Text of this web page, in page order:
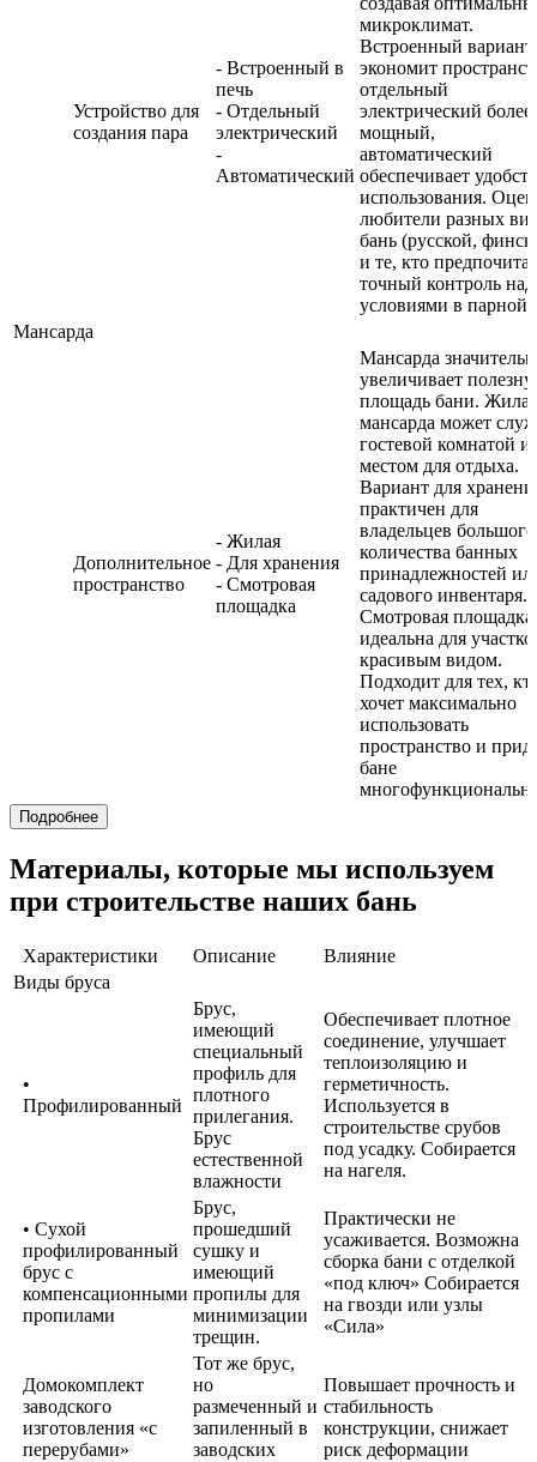
Устройство для
создания пара
- Встроенный в
печь
- Отдельный
электрический
-
Автоматический
микроклимат.
Встроенный вариант
экономит
отдельный
электрический более
мощный,
автоматический
обеспечивает
использования.
любители разных
бань (русской,
и те, кто
точный контроль над
условиями в парной.
Мансарда
Дополнительное
пространство
- Жилая
- Для хранения
- Смотровая
площадка
Мансарда
увеличивает
площадь бани. Жилая
мансарда может
гостевой комнатой
местом для отдыха.
Вариант для
практичен для
владельцев большого
количества банных
принадлежностей
садового инвентаря.
Смотровая площадка
идеальна для
красивым видом.
Подходит для тех,
хочет максимально
использовать
пространство и
бане
Подробнее
Материалы, которые мы используем
при строительстве наших бань
Характеристики Описание
Влияние
Виды бруса
•
Профилированный
Брус,
имеющий
специальный
профиль для
плотного
прилегания.
Брус
естественной
влажности
Обеспечивает плотное
соединение, улучшает
теплоизоляцию и
герметичность.
Используется в
строительстве срубов
под усадку. Собирается
на нагеля.
• Сухой
профилированный
брус с
компенсационными
пропилами
Брус,
прошедший
сушку и
имеющий
пропилы для
минимизации
трещин.
Практически не
усаживается. Возможна
сборка бани с отделкой
«под ключ» Собирается
на гвозди или узлы
«Сила»
Домокомплект
заводского
изготовления «с
перерубами»
Тот же брус,
но
размеченный и
запиленный в
заводских
Повышает прочность и
стабильность
конструкции, снижает
риск деформации